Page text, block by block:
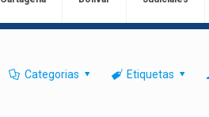
Categorias Etiquetas